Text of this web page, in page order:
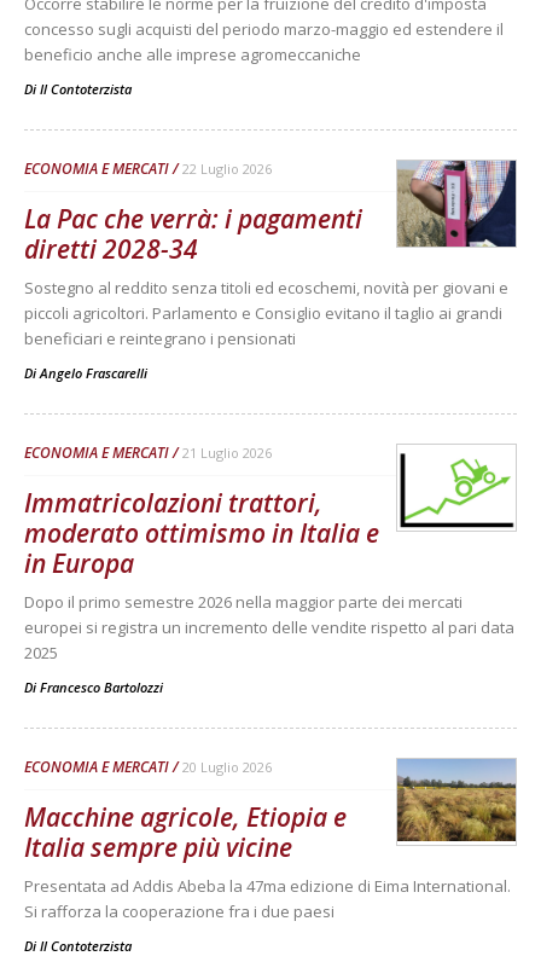
concesso sugli acquisti del periodo marzo-maggio ed estendere il
beneficio anche alle imprese agromeccaniche
Di Il Contoterzista
ECONOMIA E MERCATI 22 Luglio 2026
La Pac che verrà: i pagamenti
diretti 2028-34
Sostegno al reddito senza titoli ed ecoschemi, novità per giovani e
piccoli agricoltori. Parlamento e Consiglio evitano il taglio ai grandi
beneficiari e reintegrano i pensionati
DiAngelo Frascarelli
ECONOMIA E MERCATI 21 Luglio 2026
Immatricolazioni trattori,
moderato ottimismo in Italia e
in Europa
Dopo il primo semestre 2026 nella maggior parte dei mercati
europei si registra un incremento delle vendite rispetto al pari data
2025
Di Francesco Bartolozzi
ECONOMIA E MERCATI 20 Luglio 2026
Macchine agricole, Etiopia e
Italia sempre più vicine
Presentata ad Addis Abeba la 47ma edizione di Eima International.
Si rafforza la cooperazione fra i due paesi
Di Il Contoterzista